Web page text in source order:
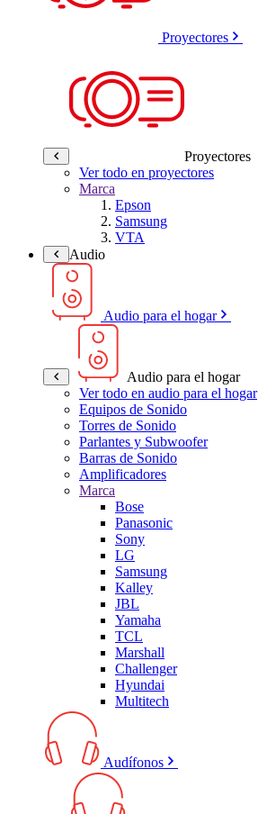
Proyectores
Proyectores
Ver todo en proyectores
Marca
Epson
Samsung
VTA
Audio
Audio para el hogar
Audio para el hogar
Ver todo en audio para el hogar
Equipos de Sonido
Torres de Sonido
Parlantes y Subwoofer
Barras de Sonido
Amplificadores
Marca
Bose
Panasonic
Sony
LG
Samsung
Kalley
JBL
Yamaha
TCL
Marshall
Challenger
Hyundai
Multitech
Audífonos